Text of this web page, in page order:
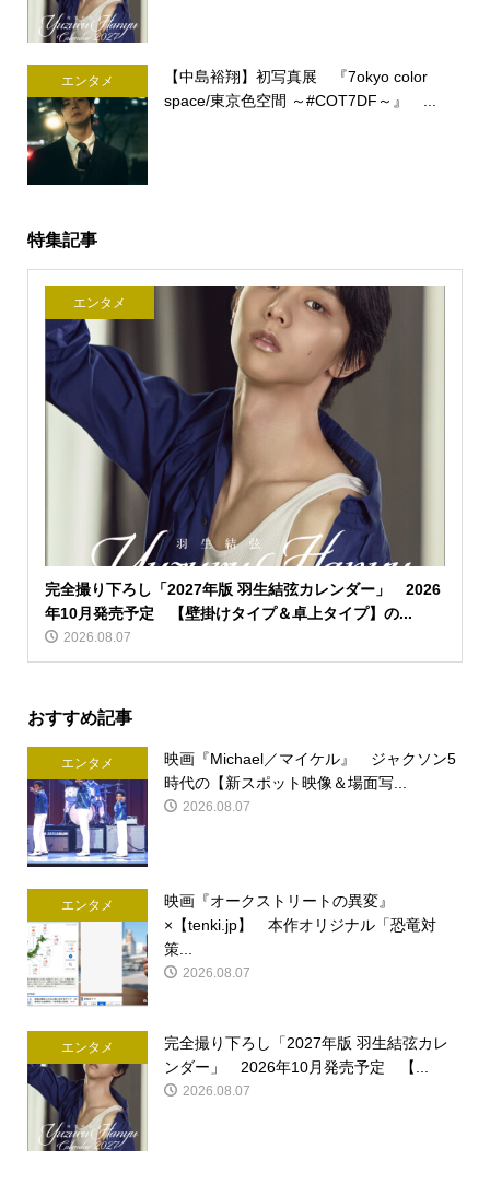
エンタメ
【中島裕翔】初写真展 『7okyo color
space/東京色空間 ～#COT7DF～』 ...
特集記事
エンタメ
完全撮り下ろし「2027年版 羽生結弦カレンダー」 2026
年10月発売予定 【壁掛けタイプ＆卓上タイプ】の...
2026.08.07
おすすめ記事
エンタメ
映画『Michael／マイケル』 ジャクソン5
時代の【新スポット映像＆場面写...
2026.08.07
エンタメ
映画『オークストリートの異変』
×【tenki.jp】 本作オリジナル「恐竜対
策...
2026.08.07
エンタメ
完全撮り下ろし「2027年版 羽生結弦カレ
ンダー」 2026年10月発売予定 【...
2026.08.07